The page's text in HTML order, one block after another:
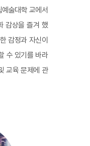
술대학 교에서
감상을 즐겨 했
감정과 자신이
수 있기를 바라
교육 문제에 관